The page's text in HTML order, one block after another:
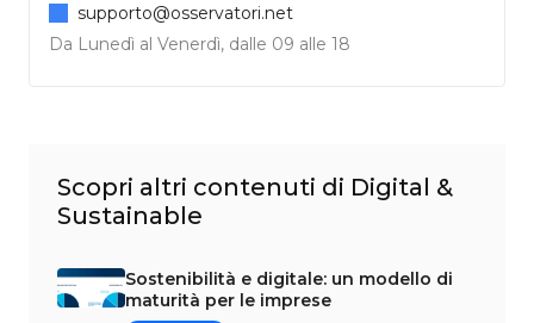
Da Lunedì al Venerdì, dalle 09 alle 18
supporto@osservatori.net
Scopri altri contenuti di Digital &
Sustainable
Sostenibilità e digitale: un modello di
maturità per le imprese